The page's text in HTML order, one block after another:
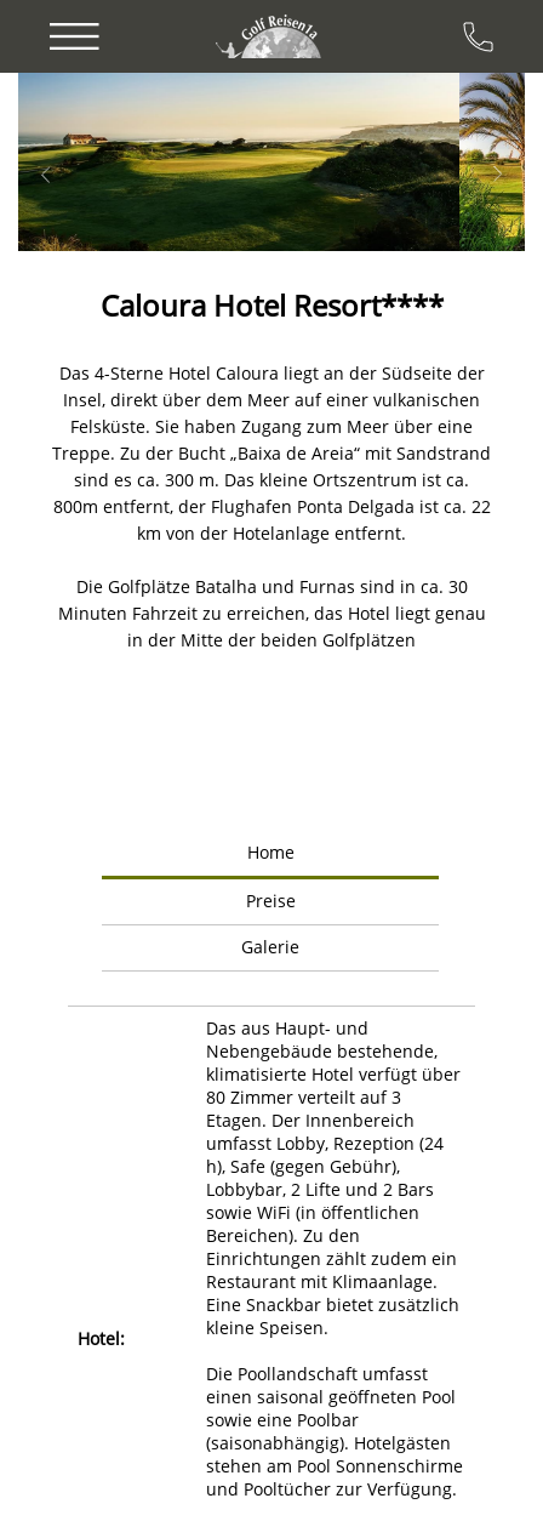
Previous Next
Caloura Hotel Resort****
Das 4-Sterne Hotel Caloura liegt an der Südseite der
Insel, direkt über dem Meer auf einer vulkanischen
Felsküste. Sie haben Zugang zum Meer über eine
Treppe. Zu der Bucht „Baixa de Areia“ mit Sandstrand
sind es ca. 300 m. Das kleine Ortszentrum ist ca.
800m entfernt, der Flughafen Ponta Delgada ist ca. 22
km von der Hotelanlage entfernt.
Die Golfplätze Batalha und Furnas sind in ca. 30
Minuten Fahrzeit zu erreichen, das Hotel liegt genau
in der Mitte der beiden Golfplätzen
Home
Preise
Galerie
Hotel:
Das aus Haupt- und
Nebengebäude bestehende,
klimatisierte Hotel verfügt über
80 Zimmer verteilt auf 3
Etagen. Der Innenbereich
umfasst Lobby, Rezeption (24
h), Safe (gegen Gebühr),
Lobbybar, 2 Lifte und 2 Bars
sowie WiFi (in öffentlichen
Bereichen). Zu den
Einrichtungen zählt zudem ein
Restaurant mit Klimaanlage.
Eine Snackbar bietet zusätzlich
kleine Speisen.
Die Poollandschaft umfasst
einen saisonal geöffneten Pool
sowie eine Poolbar
(saisonabhängig). Hotelgästen
stehen am Pool Sonnenschirme
und Pooltücher zur Verfügung.